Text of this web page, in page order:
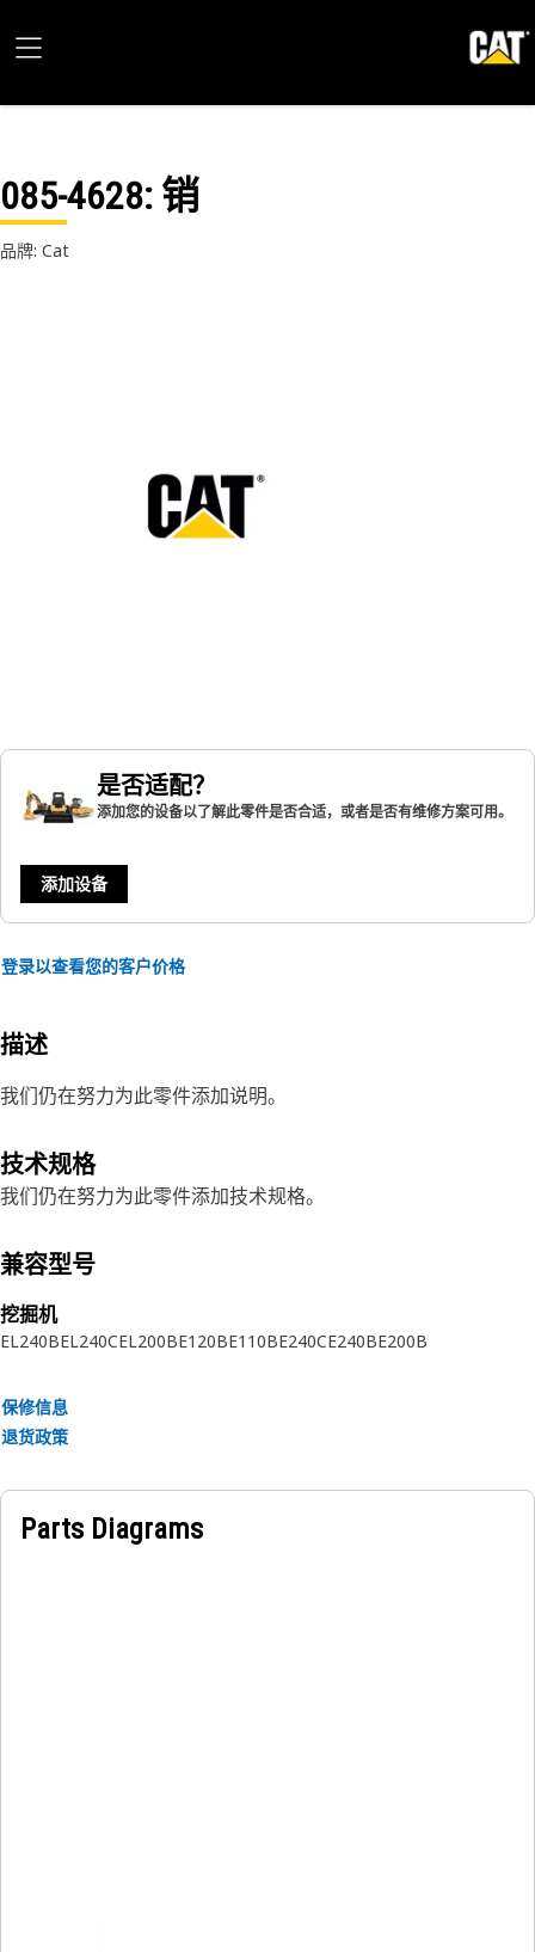
085-4628: 销
品牌: Cat
是否适配？
添加您的设备以了解此零件是否合适，或者是否有维修方案可用。
添加设备
登录以查看您的客户价格
描述
我们仍在努力为此零件添加说明。
技术规格
我们仍在努力为此零件添加技术规格。
兼容型号
挖掘机
EL240BEL240CEL200BE120BE110BE240CE240BE200B
保修信息
退货政策
Parts Diagrams